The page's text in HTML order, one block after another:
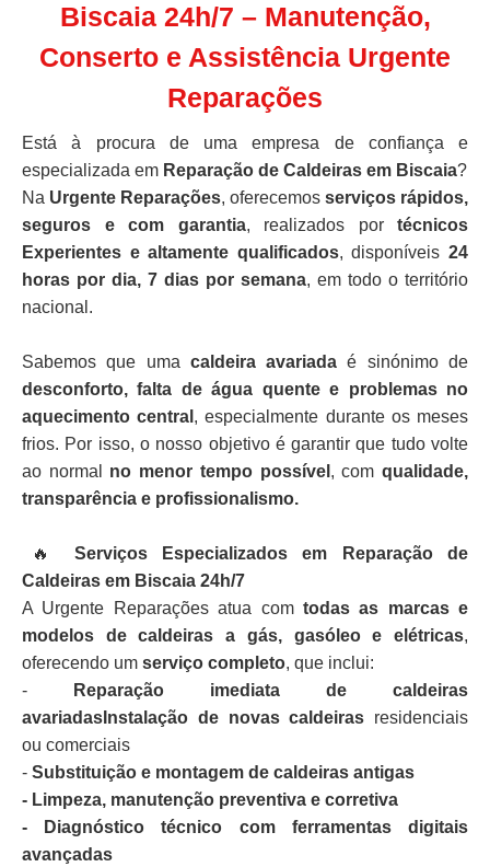
Biscaia 24h/7 – Manutenção,
Conserto e Assistência Urgente
Reparações
Está à procura de uma empresa de confiança e
especializada em Reparação de Caldeiras em Biscaia?
Na Urgente Reparações, oferecemos serviços rápidos,
seguros e com garantia, realizados por técnicos
Experientes e altamente qualificados, disponíveis24
horas por dia, 7 dias por semana, em todo o território
nacional.
Sabemos que uma caldeira avariada é sinónimo de
desconforto, falta de água quente e problemas no
aquecimento central , especialmente durante os meses
frios. Por isso, o nosso objetivo é garantir que tudo volte
ao normal no menor tempo possível , comqualidade,
transparência e profissionalismo.
🔥
Serviços Especializados em Reparação de
Caldeiras em Biscaia 24h/7
A Urgente Reparações atua com todas as marcas e
modelos de caldeiras a gás, gasóleo e elétricas,
oferecendo um serviço completo, que inclui:
-
Reparação imediata de caldeiras
avariadasInstalação de novas caldeiras residenciais
ou comerciais
- Substituição e montagem de caldeiras antigas
- Limpeza, manutenção preventiva e corretiva
- Diagnóstico técnico com ferramentas digitais
avançadas